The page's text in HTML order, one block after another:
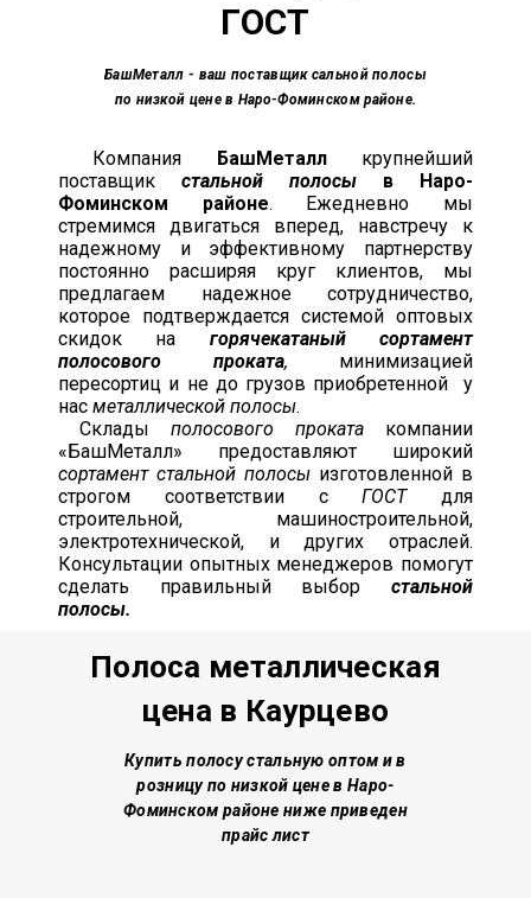
ГОСТ
БашМеталл - ваш поставщик сальной полосы
по низкой цене в Наро-Фоминском районе.
Компания БашМеталлкрупнейший
поставщик стальной полосы в Наро-
Фоминском районе. Ежедневно мы
стремимся двигаться вперед, навстречу к
надежному и эффективному партнерству
постоянно расширяя круг клиентов, мы
предлагаем надежное сотрудничество,
которое подтверждается системой оптовых
скидок на горячекатаный сортамент
полосового проката, минимизацией
пересортиц и не до грузов приобретенной у
нас металлической полосы.
Склады полосового проката компании
«БашМеталл» предоставляют широкий
сортамент стальной полосы изготовленной в
строгом соответствии сГОСТдля
строительной, машиностроительной,
электротехнической, и других отраслей.
Консультации опытных менеджеров помогут
сделать правильный выбор стальной
полосы.
Полоса металлическая
цена в Каурцево
Купить полосу стальную оптом и в
розницу по низкой ценев Наро-
Фоминском районе ниже приведен
прайс лист